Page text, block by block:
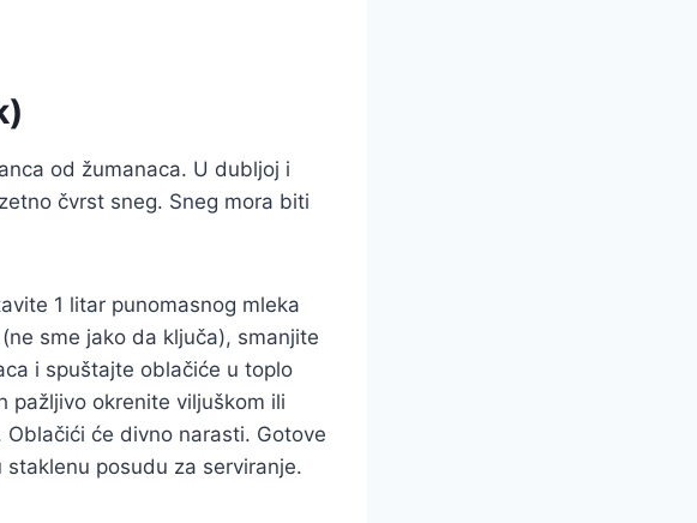
od žumanaca. U dubljoj i
čvrst sneg. Sneg mora biti
1 litar punomasnog mleka
sme jako da ključa), smanjite
i spuštajte oblačiće u toplo
pažljivo okrenite viljuškom ili
će divno narasti. Gotove
posudu za serviranje.